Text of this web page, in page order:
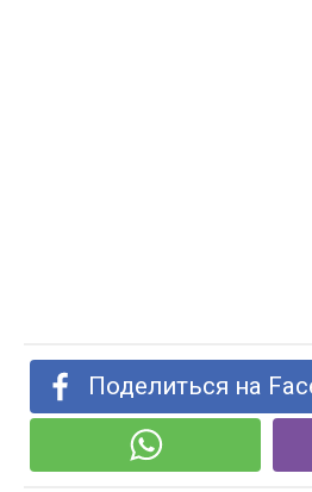
Поделиться на